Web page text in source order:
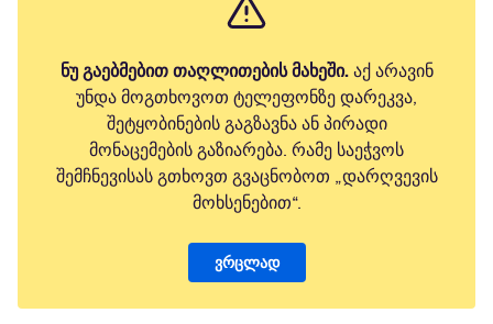
ნუ გაებმებით თაღლითების მახეში.აქ არავინ
უნდა მოგთხოვოთ ტელეფონზე დარეკვა,
შეტყობინების გაგზავნა ან პირადი
მონაცემების გაზიარება. რამე საეჭვოს
შემჩნევისას გთხოვთ გვაცნობოთ „დარღვევის
მოხსენებით“.
ვრცლად